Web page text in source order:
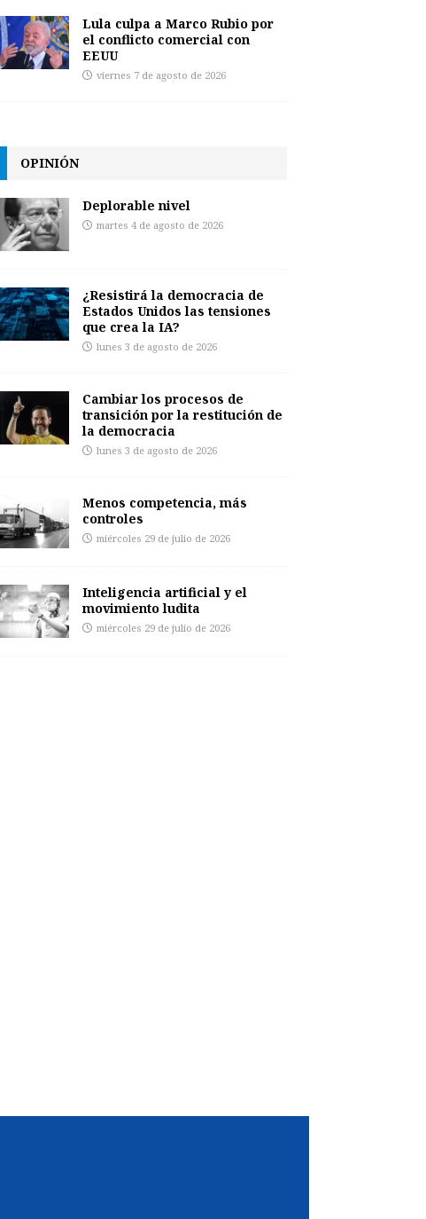
Lula culpa a Marco Rubio por
el conflicto comercial con
EEUU
viernes 7 de agosto de 2026
OPINIÓN
Deplorable nivel
martes 4 de agosto de 2026
¿Resistirá la democracia de
Estados Unidos las tensiones
que crea la IA?
lunes 3 de agosto de 2026
Cambiar los procesos de
transición por la restitución de
la democracia
lunes 3 de agosto de 2026
Menos competencia, más
controles
miércoles 29 de julio de 2026
Inteligencia artificial y el
movimiento ludita
miércoles 29 de julio de 2026